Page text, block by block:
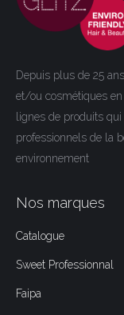
Depuis plus de 25
et/ou cosmétiques
lignes de produits
professionnels de la
environnement
Nos marques
Catalogue
Sweet Professionnal
Faipa